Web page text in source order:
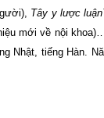
Tây y lược luận
mới về nội
Nhật, tiếng Hàn.